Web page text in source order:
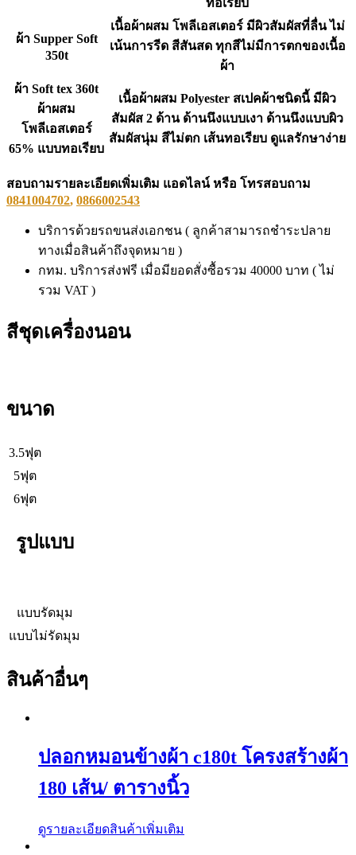
ทอเรียบ
ผ้า Supper Soft
350t
เนื้อผ้าผสม โพลีเอสเตอร์ มีผิวสัมผัสที่ลื่น ไม่
เน้นการรีด สีสันสด ทุกสีไม่มีการตกของเนื้อ
ผ้า
ผ้า Soft tex 360t
ผ้าผสม
โพลีเอสเตอร์
65% แบบทอเรียบ
เนื้อผ้าผสม Polyester สเปคผ้าชนิดนี้ มีผิว
สัมผัส 2 ด้าน ด้านนึงแบบเงา ด้านนึงแบบผิว
สัมผัสนุ่ม สีไม่ตก เส้นทอเรียบ ดูแลรักษาง่าย
สอบถามรายละเอียดเพิ่มเติม แอดไลน์ หรือ โทรสอบถาม
0841004702, 0866002543
บริการด้วยรถขนส่งเอกชน ( ลูกค้าสามารถชำระปลาย
ทางเมื่อสินค้าถึงจุดหมาย )
กทม. บริการส่งฟรี เมื่อมียอดสั่งซื้อรวม 40000 บาท ( ไม่
รวม VAT )
สีชุดเครื่องนอน
ขนาด
3.5ฟุต
5ฟุต
6ฟุต
รูปแบบ
แบบรัดมุม
แบบไม่รัดมุม
สินค้าอื่นๆ
ปลอกหมอนข้างผ้า c180t โครงสร้างผ้า
180 เส้น/ ตารางนิ้ว
ดูรายละเอียดสินค้าเพิ่มเติม